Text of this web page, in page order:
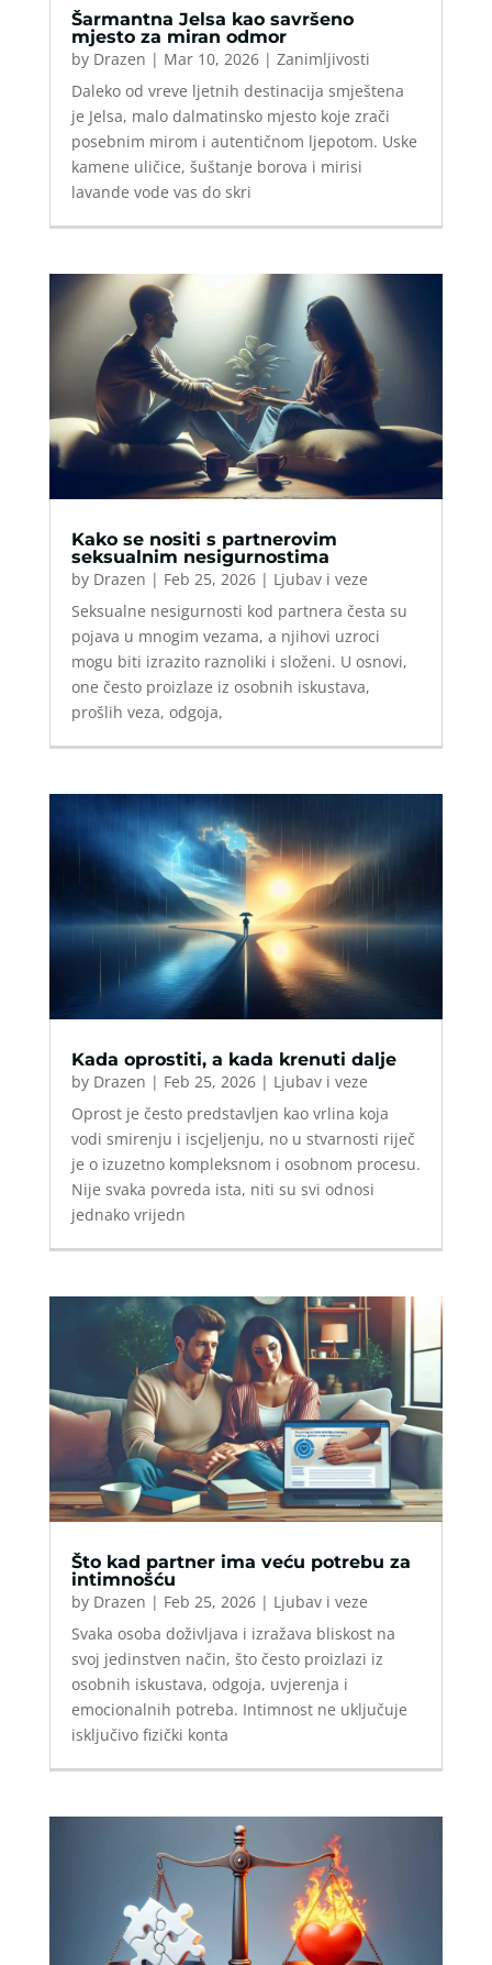
Šarmantna Jelsa kao savršeno
mjesto za miran odmor
by Drazen | Mar 10, 2026| Zanimljivosti
Daleko od vreve ljetnih destinacija smještena
je Jelsa, malo dalmatinsko mjesto koje zrači
posebnim mirom i autentičnom ljepotom. Uske
kamene uličice, šuštanje borova i mirisi
lavande vode vas do skri
Kako se nositi s partnerovim
seksualnim nesigurnostima
by Drazen | Feb 25, 2026| Ljubav i veze
Seksualne nesigurnosti kod partnera česta su
pojava u mnogim vezama, a njihovi uzroci
mogu biti izrazito raznoliki i složeni. U osnovi,
one često proizlaze iz osobnih iskustava,
prošlih veza, odgoja,
Kada oprostiti, a kada krenuti dalje
by Drazen | Feb 25, 2026| Ljubav i veze
Oprost je često predstavljen kao vrlina koja
vodi smirenju i iscjeljenju, no u stvarnosti riječ
je o izuzetno kompleksnom i osobnom procesu.
Nije svaka povreda ista, niti su svi odnosi
jednako vrijedn
Što kad partner ima veću potrebu za
intimnošću
by Drazen | Feb 25, 2026| Ljubav i veze
Svaka osoba doživljava i izražava bliskost na
svoj jedinstven način, što često proizlazi iz
osobnih iskustava, odgoja, uvjerenja i
emocionalnih potreba. Intimnost ne uključuje
isključivo fizički konta